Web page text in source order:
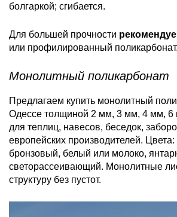
болгаркой; сгибается.
Для большей прочности
или профилированный поликарбонат.
Монолитный поликарбонат
Предлагаем купить монолитный
Одессе толщиной 2 мм, 3 мм, 4 мм,
для теплиц, навесов, беседок,
европейских производителей.
бронзовый, белый или молоко,
светорассеивающий. Монолитные
структуру без пустот.